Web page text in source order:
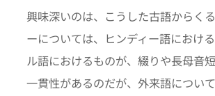
興味深いのは、こうした古語からく
ーについては、ヒンディー語におけ
ル語におけるものが、綴りや長母音
一貫性があるのだが、外来語につい